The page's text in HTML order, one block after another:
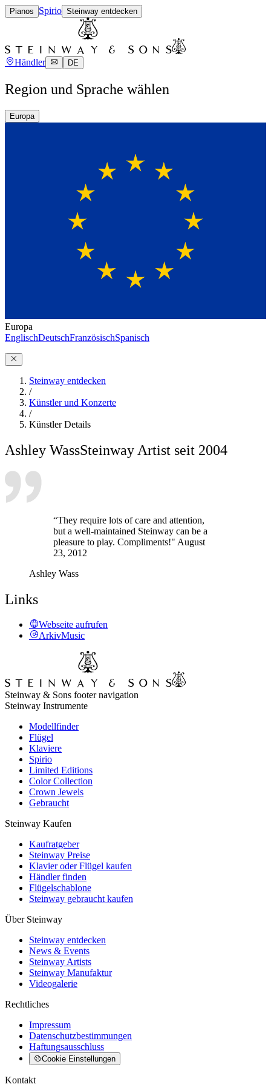
Pianos Spirio Steinway entdecken
Händler DE
Region und Sprache wählen
Europa
Europa
EnglischDeutschFranzösischSpanisch
Steinway entdecken
/
Künstler und Konzerte
/
Künstler Details
Ashley WassSteinway Artist seit 2004
“They require lots of care and attention,
but a well-maintained Steinway can be a
pleasure to play. Compliments!" August
23, 2012
Ashley Wass
Links
Webseite aufrufen
ArkivMusic
Steinway & Sons footer navigation
Steinway Instrumente
Modellfinder
Flügel
Klaviere
Spirio
Limited Editions
Color Collection
Crown Jewels
Gebraucht
Steinway Kaufen
Kaufratgeber
Steinway Preise
Klavier oder Flügel kaufen
Händler finden
Flügelschablone
Steinway gebraucht kaufen
Über Steinway
Steinway entdecken
News & Events
Steinway Artists
Steinway Manufaktur
Videogalerie
Rechtliches
Impressum
Datenschutzbestimmungen
Haftungsausschluss
Cookie Einstellungen
Kontakt